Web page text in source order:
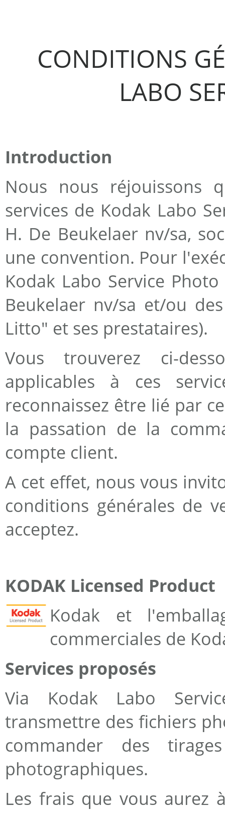
CONDITIONS
LABO
Introduction
Nous nous réjouissons
services de Kodak Labo
H. De Beukelaer nv/sa,
une convention. Pour
Kodak Labo Service
Beukelaer nv/sa et/ou
Litto" et ses prestataires).
Vous trouverez ci-
applicables à ces
reconnaissez être lié par
la passation de la
compte client.
A cet effet, nous vous
conditions générales de
acceptez.
KODAK Licensed Product
Kodak et
commerciales de
Services proposés
Via Kodak Labo
transmettre des fichiers
commander des
photographiques.
Les frais que vous aurez